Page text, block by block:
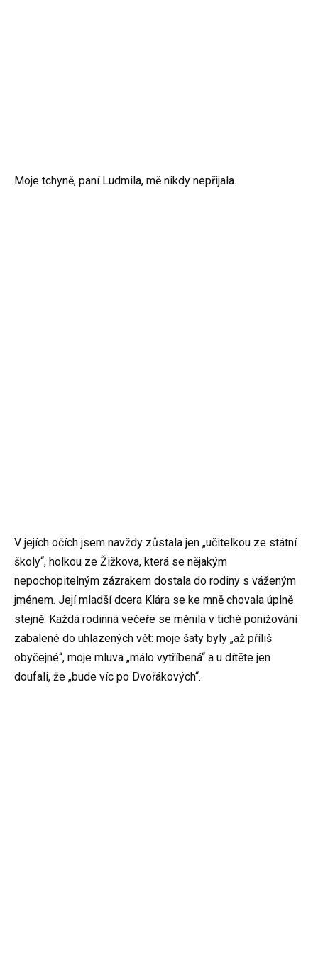
Moje tchyně, paní Ludmila, mě nikdy nepřijala.
V jejích očích jsem navždy zůstala jen „učitelkou ze státní
školy“, holkou ze Žižkova, která se nějakým
nepochopitelným zázrakem dostala do rodiny s váženým
jménem. Její mladší dcera Klára se ke mně chovala úplně
stejně. Každá rodinná večeře se měnila v tiché ponižování
zabalené do uhlazených vět: moje šaty byly „až příliš
obyčejné“, moje mluva „málo vytříbená“ a u dítěte jen
doufali, že „bude víc po Dvořákových“.